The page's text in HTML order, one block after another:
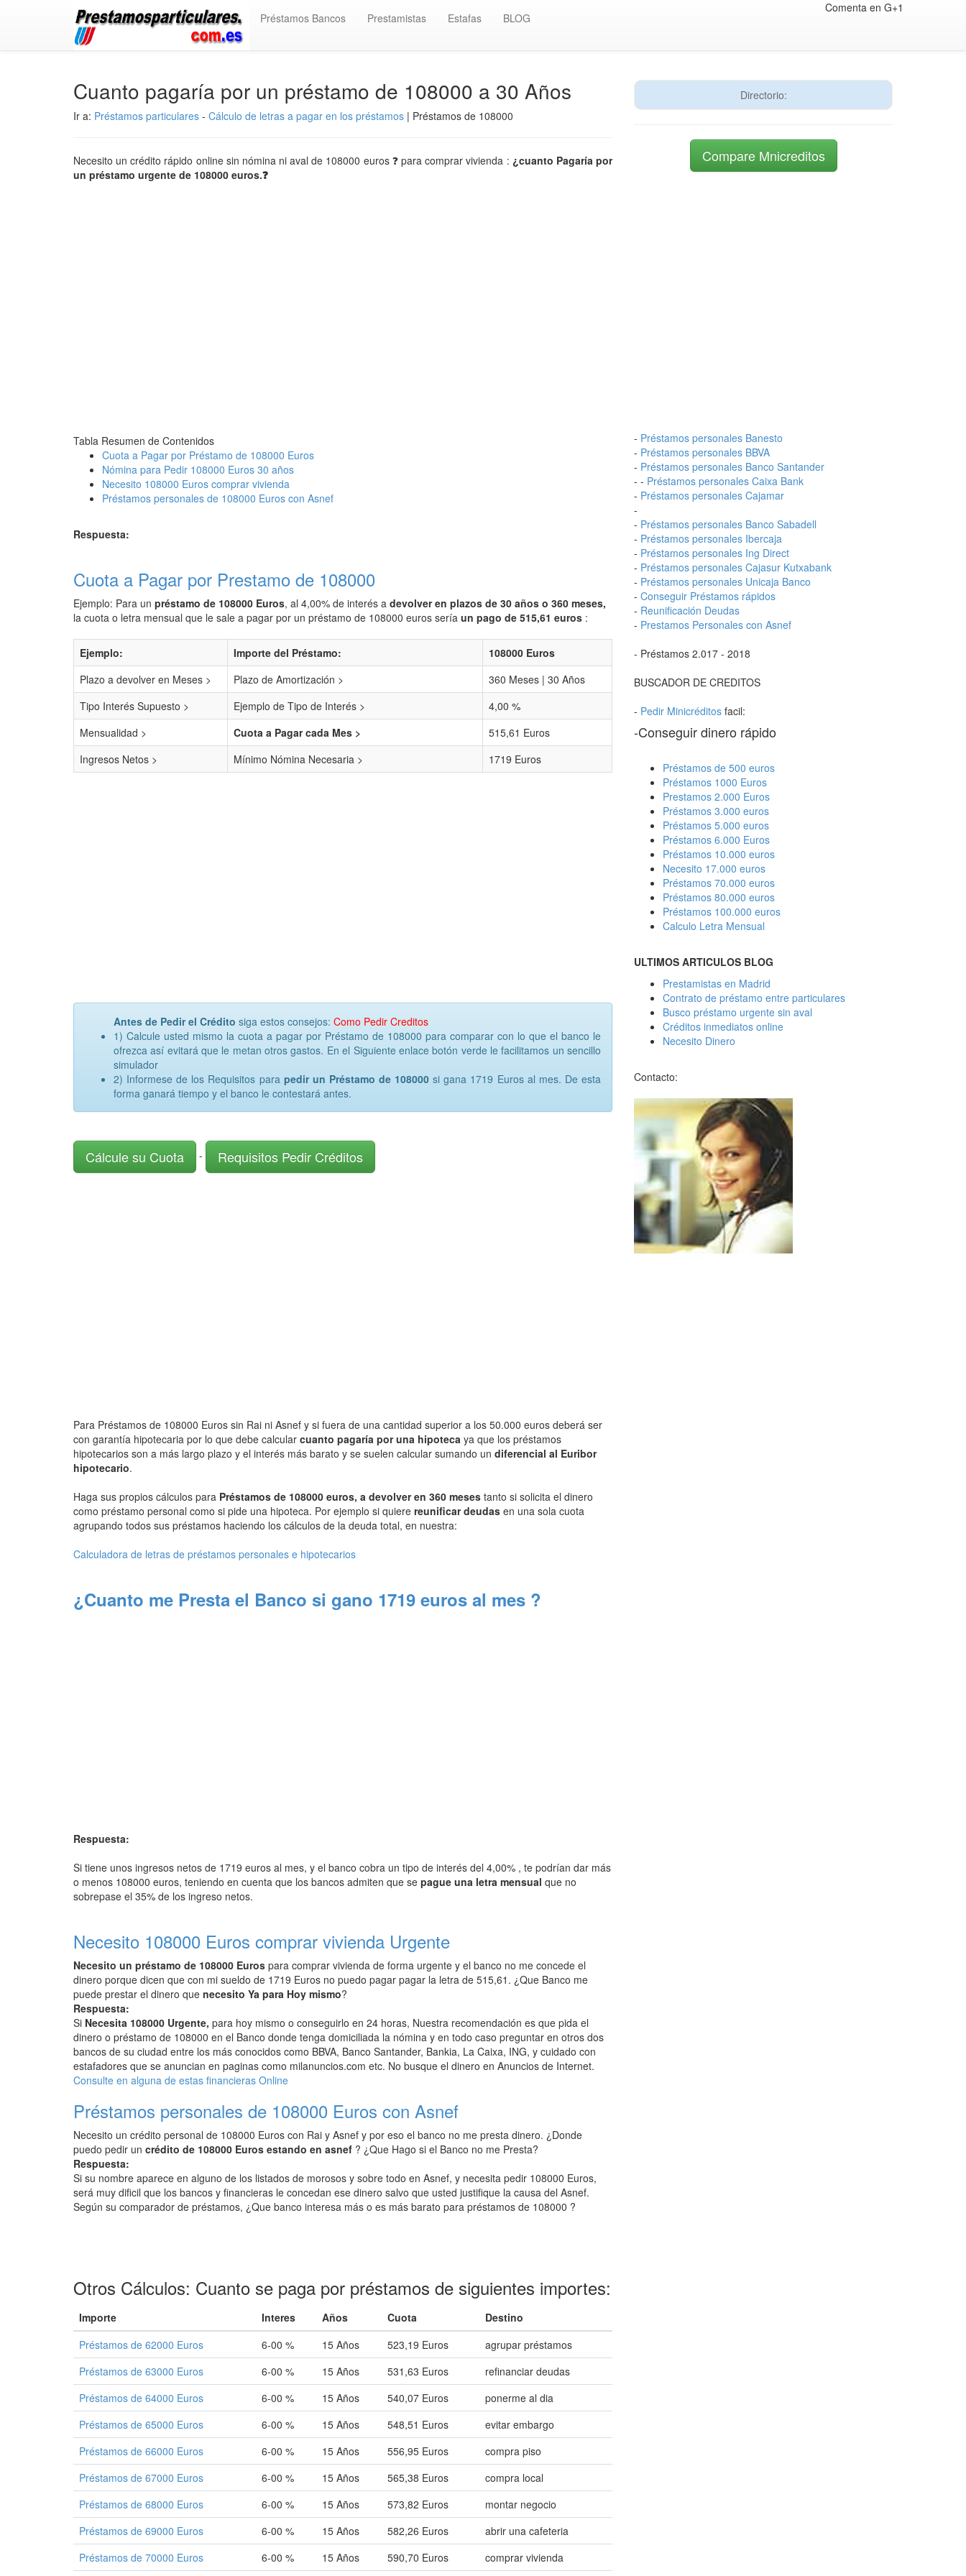
Préstamos Bancos Prestamistas Estafas BLOG
Comenta en G+1
Cuanto pagaría por un préstamo de 108000 a 30 Años
Ir a: Préstamos particulares - Cálculo de letras a pagar en los préstamos | Préstamos de 108000
Necesito un crédito rápido online sin nómina ni aval de 108000 euros ❓ para comprar vivienda : ¿cuanto Pagaría por
un préstamo urgente de 108000 euros.❓
Tabla Resumen de Contenidos
Cuota a Pagar por Préstamo de 108000 Euros
Nómina para Pedir 108000 Euros 30 años
Necesito 108000 Euros comprar vivienda
Préstamos personales de 108000 Euros con Asnef
Respuesta:
Cuota a Pagar por Prestamo de 108000
Ejemplo: Para un préstamo de 108000 Euros, al 4,00% de interés a devolver en plazos de 30 años o 360 meses,
la cuota o letra mensual que le sale a pagar por un préstamo de 108000 euros sería un pago de 515,61 euros :
Ejemplo: Importe del Préstamo:
108000 Euros
Plazo a devolver en Meses >
Plazo de Amortización >
360 Meses | 30 Años
Tipo Interés Supuesto >
Ejemplo de Tipo de Interés >
4,00 %
Mensualidad >
Cuota a Pagar cada Mes >
515,61 Euros
Ingresos Netos >
Mínimo Nómina Necesaria > 1719 Euros
Antes de Pedir el Crédito siga estos consejos: Como Pedir Creditos
1) Calcule usted mismo la cuota a pagar por Préstamo de 108000 para comparar con lo que el banco le
ofrezca así evitará que le metan otros gastos. En el Siguiente enlace botón verde le facilitamos un sencillo
simulador
2) Informese de los Requisitos para pedir un Préstamo de 108000si gana 1719 Euros al mes. De esta
forma ganará tiempo y el banco le contestará antes.
Cálcule su Cuota - Requisitos Pedir Créditos
Para Préstamos de 108000 Euros sin Rai ni Asnef y si fuera de una cantidad superior a los 50.000 euros deberá ser
con garantía hipotecaria por lo que debe calcular cuanto pagaría por una hipoteca ya que los préstamos
hipotecarios son a más largo plazo y el interés más barato y se suelen calcular sumando un diferencial al Euribor
hipotecario.
Haga sus propios cálculos para Préstamos de 108000 euros, a devolver en 360 meses tanto si solicita el dinero
como préstamo personal como si pide una hipoteca. Por ejemplo si quiere reunificar deudas en una sola cuota
agrupando todos sus préstamos haciendo los cálculos de la deuda total, en nuestra:
Calculadora de letras de préstamos personales e hipotecarios
¿Cuanto me Presta el Banco si gano 1719 euros al mes ?
Respuesta:
Si tiene unos ingresos netos de 1719 euros al mes, y el banco cobra un tipo de interés del 4,00% , te podrían dar más
o menos 108000 euros, teniendo en cuenta que los bancos admiten que se pague una letra mensual que no
sobrepase el 35% de los ingreso netos.
Necesito 108000 Euros comprar vivienda Urgente
Necesito un préstamo de 108000 Euros para comprar vivienda de forma urgente y el banco no me concede el
dinero porque dicen que con mi sueldo de 1719 Euros no puedo pagar pagar la letra de 515,61. ¿Que Banco me
puede prestar el dinero que necesito Ya para Hoy mismo?
Respuesta:
Si Necesita 108000 Urgente, para hoy mismo o conseguirlo en 24 horas, Nuestra recomendación es que pida el
dinero o préstamo de 108000 en el Banco donde tenga domiciliada la nómina y en todo caso preguntar en otros dos
bancos de su ciudad entre los más conocidos como BBVA, Banco Santander, Bankia, La Caixa, ING, y cuidado con
estafadores que se anuncian en paginas como milanuncios.com etc. No busque el dinero en Anuncios de Internet.
Consulte en alguna de estas financieras Online
Préstamos personales de 108000 Euros con Asnef
Necesito un crédito personal de 108000 Euros con Rai y Asnef y por eso el banco no me presta dinero. ¿Donde
puedo pedir un crédito de 108000 Euros estando en asnef ? ¿Que Hago si el Banco no me Presta?
Respuesta:
Si su nombre aparece en alguno de los listados de morosos y sobre todo en Asnef, y necesita pedir 108000 Euros,
será muy dificil que los bancos y financieras le concedan ese dinero salvo que usted justifique la causa del Asnef.
Según su comparador de préstamos, ¿Que banco interesa más o es más barato para préstamos de 108000 ?
Otros Cálculos: Cuanto se paga por préstamos de siguientes importes:
Importe Interes Años Cuota
Destino
Préstamos de 62000 Euros
6-00 % 15 Años 523,19 Euros
agrupar préstamos
Préstamos de 63000 Euros
6-00 % 15 Años 531,63 Euros
refinanciar deudas
Préstamos de 64000 Euros
6-00 % 15 Años 540,07 Euros
ponerme al dia
Préstamos de 65000 Euros
6-00 % 15 Años 548,51 Euros
evitar embargo
Préstamos de 66000 Euros
6-00 % 15 Años 556,95 Euros
compra piso
Préstamos de 67000 Euros
6-00 % 15 Años 565,38 Euros
compra local
Préstamos de 68000 Euros
6-00 % 15 Años 573,82 Euros
montar negocio
Préstamos de 69000 Euros
6-00 % 15 Años 582,26 Euros
abrir una cafeteria
Préstamos de 70000 Euros
6-00 % 15 Años 590,70 Euros comprar vivienda
Directorio:
Compare Mnicreditos
- Préstamos personales Banesto
- Préstamos personales BBVA
- Préstamos personales Banco Santander
- - Préstamos personales Caixa Bank
- Préstamos personales Cajamar
-
- Préstamos personales Banco Sabadell
- Préstamos personales Ibercaja
- Préstamos personales Ing Direct
- Préstamos personales Cajasur Kutxabank
- Préstamos personales Unicaja Banco
- Conseguir Préstamos rápidos
- Reunificación Deudas
- Prestamos Personales con Asnef
- Préstamos 2.017 - 2018
BUSCADOR DE CREDITOS
- Pedir Minicréditos facil:
-Conseguir dinero rápido
Préstamos de 500 euros
Préstamos 1000 Euros
Prestamos 2.000 Euros
Préstamos 3.000 euros
Préstamos 5.000 euros
Préstamos 6.000 Euros
Préstamos 10.000 euros
Necesito 17.000 euros
Préstamos 70.000 euros
Préstamos 80.000 euros
Préstamos 100.000 euros
Calculo Letra Mensual
ULTIMOS ARTICULOS BLOG
Prestamistas en Madrid
Contrato de préstamo entre particulares
Busco préstamo urgente sin aval
Créditos inmediatos online
Necesito Dinero
Contacto: